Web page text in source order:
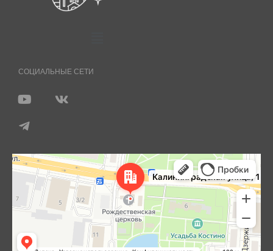
СОЦИАЛЬНЫЕ СЕТИ
Королёв
Яндекс Карты — транспорт, навигация, поиск мест